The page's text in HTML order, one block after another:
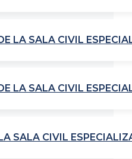
LA SALA CIVIL
LA SALA CIVIL
SALA CIVIL